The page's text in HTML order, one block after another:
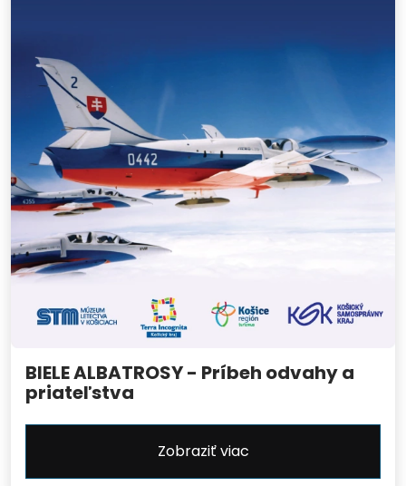
BIELE ALBATROSY - Príbeh odvahy a
priateľstva
Zobraziť viac